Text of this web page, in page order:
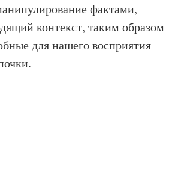
фактами,
контекст, таким образом
для нашего восприятия